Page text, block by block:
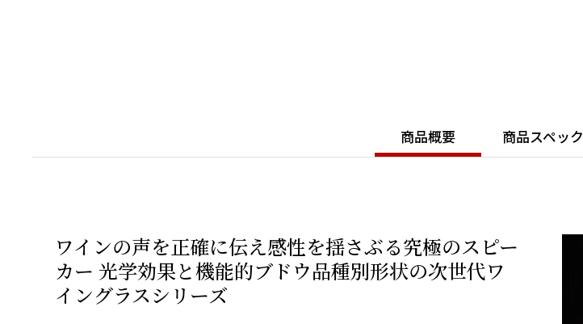
商品概要 商品スペック
ワインの声を正確に伝え感性を揺さぶる究極のスピー
カー 光学効果と機能的ブドウ品種別形状の次世代ワ
イングラスシリーズ